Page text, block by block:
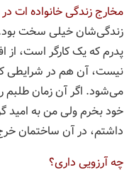
مخارج زندگی خانواده ات
زندگی‌شان خیلی سخت بود.
پدرم که یک کارگر است، از
نیست، آن هم در
می‌شود. اگر آن زمان طلبم
خود بخرم ولی من به امید
داشتم، در آن ساختمان
چه آرزویی داری؟